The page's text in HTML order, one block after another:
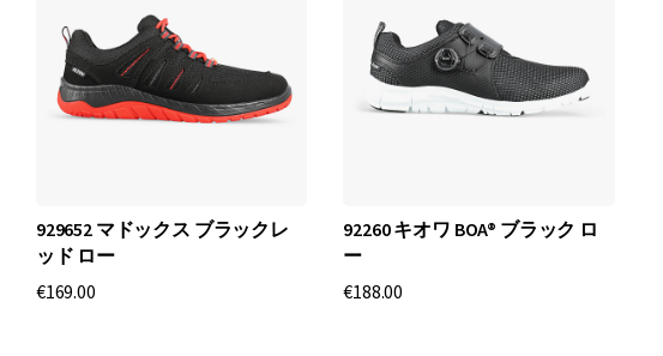
929652 マドックス ブラックレ
ッド ロー
€169.00
92260 キオワ BOA® ブラック ロ
ー
€188.00